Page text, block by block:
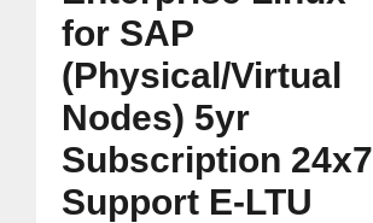
for SAP
(Physical/Virtual
Nodes) 5yr
Subscription 24x7
Support E-LTU